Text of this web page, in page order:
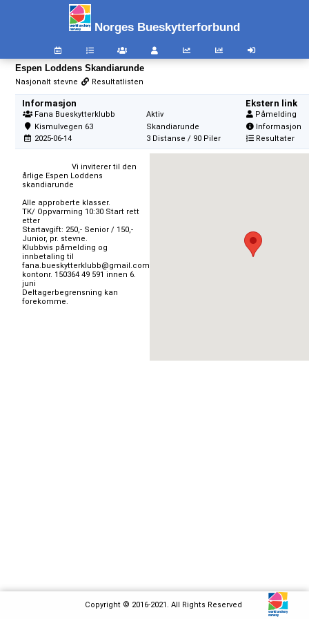
Norges Bueskytterforbund
Espen Loddens Skandiarunde
Nasjonalt stevne Resultatlisten
Informasjon
Fana Bueskytterklubb
Kismulvegen 63
2025-06-14
Aktiv
Skandiarunde
3 Distanse / 90 Piler
Ekstern link
Påmelding
Informasjon
Resultater
                        Vi inviterer til den
årlige Espen Loddens
skandiarunde
Alle approberte klasser.
TK/ Oppvarming 10:30 Start rett
etter
Startavgift: 250,- Senior / 150,-
Junior, pr. stevne.
Klubbvis påmelding og
innbetaling til
fana.bueskytterklubb@gmail.com
kontonr. 150364 49 591 innen 6.
juni
Deltagerbegrensning kan
forekomme.
Copyright © 2016-2021. All Rights Reserved